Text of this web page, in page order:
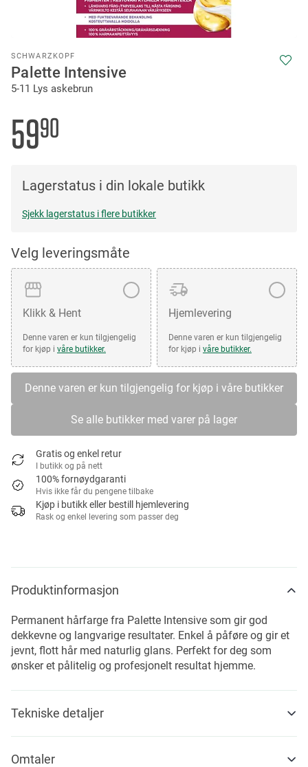
SCHWARZKOPF
Palette Intensive
5-11 Lys askebrun
5990
Lagerstatus i din lokale butikk
Sjekk lagerstatus i flere butikker
Velg leveringsmåte
Klikk & Hent
Denne varen er kun tilgjengelig
for kjøp i våre butikker.
Hjemlevering
Denne varen er kun tilgjengelig
for kjøp i våre butikker.
Denne varen er kun tilgjengelig for kjøp i våre butikker
Se alle butikker med varer på lager
Gratis og enkel retur
I butikk og på nett
100% fornøydgaranti
Hvis ikke får du pengene tilbake
Kjøp i butikk eller bestill hjemlevering
Rask og enkel levering som passer deg
to
the
beginning
the
images
gallery
Produktinformasjon
Permanent hårfarge fra Palette Intensive som gir god
dekkevne og langvarige resultater. Enkel å påføre og gir et
jevnt, flott hår med naturlig glans. Perfekt for deg som
ønsker et pålitelig og profesjonelt resultat hjemme.
Tekniske detaljer
Omtaler